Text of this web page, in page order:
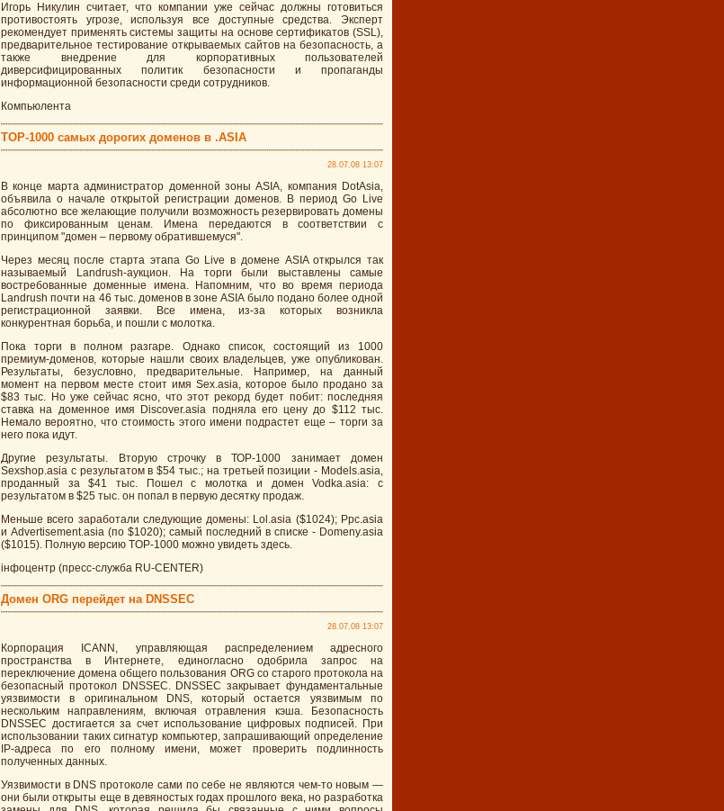
Игорь Никулин считает, что компании уже сейчас должны готовиться
противостоять угрозе, используя все доступные средства. Эксперт
рекомендует применять системы защиты на основе сертификатов (SSL),
предварительное тестирование открываемых сайтов на безопасность, а
также внедрение для корпоративных пользователей
диверсифицированных политик безопасности и пропаганды
информационной безопасности среди сотрудников.
Компьюлента
ТОР-1000 самых дорогих доменов в .ASIA
28.07.08 13:07
В конце марта администратор доменной зоны ASIA, компания DotAsia,
объявила о начале открытой регистрации доменов. В период Go Live
абсолютно все желающие получили возможность резервировать домены
по фиксированным ценам. Имена передаются в соответствии с
принципом "домен – первому обратившемуся".
Через месяц после старта этапа Go Live в домене ASIA открылся так
называемый Landrush-аукцион. На торги были выставлены самые
востребованные доменные имена. Напомним, что во время периода
Landrush почти на 46 тыс. доменов в зоне ASIA было подано более одной
регистрационной заявки. Все имена, из-за которых возникла
конкурентная борьба, и пошли с молотка.
Пока торги в полном разгаре. Однако список, состоящий из 1000
премиум-доменов, которые нашли своих владельцев, уже опубликован.
Результаты, безусловно, предварительные. Например, на данный
момент на первом месте стоит имя Sex.asia, которое было продано за
$83 тыс. Но уже сейчас ясно, что этот рекорд будет побит: последняя
ставка на доменное имя Discover.asia подняла его цену до $112 тыс.
Немало вероятно, что стоимость этого имени подрастет еще – торги за
него пока идут.
Другие результаты. Вторую строчку в ТОР-1000 занимает домен
Sexshop.asia c результатом в $54 тыс.; на третьей позиции - Models.asia,
проданный за $41 тыс. Пошел с молотка и домен Vodka.asia: с
результатом в $25 тыс. он попал в первую десятку продаж.
Меньше всего заработали следующие домены: Lol.asia ($1024); Ppc.asia
и Advertisement.asia (по $1020); самый последний в списке - Domeny.asia
($1015). Полную версию TOP-1000 можно увидеть здесь.
iнфоцентр (пресс-служба RU-CENTER)
Домен ORG перейдет на DNSSEC
28.07.08 13:07
Корпорация ICANN, управляющая распределением адресного
пространства в Интернете, единогласно одобрила запрос на
переключение домена общего пользования ORG со старого протокола на
безопасный протокол DNSSEC. DNSSEC закрывает фундаментальные
уязвимости в оригинальном DNS, который остается уязвимым по
нескольким направлениям, включая отравления кэша. Безопасность
DNSSEC достигается за счет использование цифровых подписей. При
использовании таких сигнатур компьютер, запрашивающий определение
IP-адреса по его полному имени, может проверить подлинность
полученных данных.
Уязвимости в DNS протоколе сами по себе не являются чем-то новым —
они были открыты еще в девяностых годах прошлого века, но разработка